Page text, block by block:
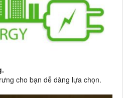
cho bạn dễ dàng lựa chọn.